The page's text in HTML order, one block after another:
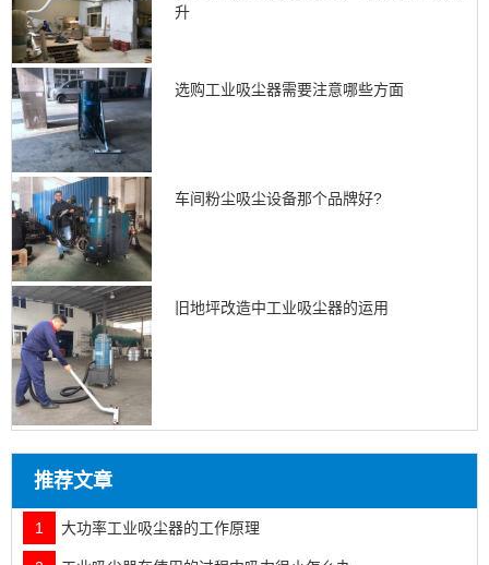
升
选购工业吸尘器需要注意哪些方面
车间粉尘吸尘设备那个品牌好?
旧地坪改造中工业吸尘器的运用
推荐文章
1 大功率工业吸尘器的工作原理